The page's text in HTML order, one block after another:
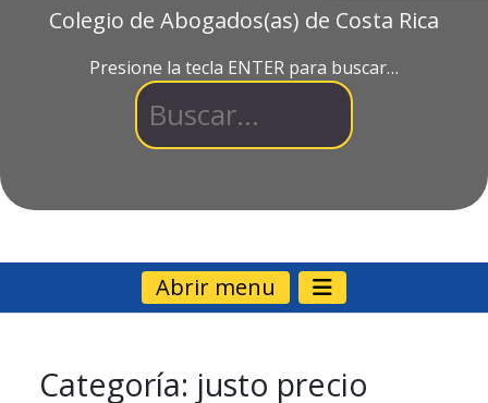
Colegio de Abogados(as) de Costa Rica
Presione la tecla ENTER para buscar…
Abrir menu
Categoría: justo precio